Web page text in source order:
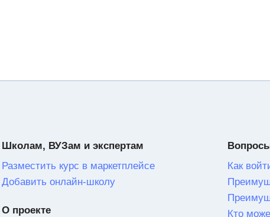
Школам, ВУЗам и экспертам
Разместить курс в маркетплейсе
Добавить онлайн-школу
О проекте
Как
Кто